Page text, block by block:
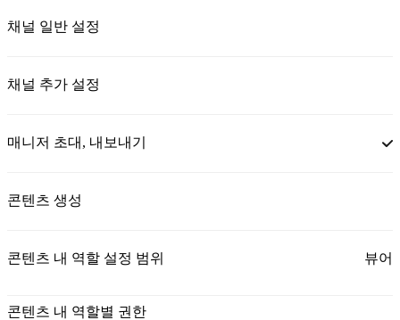
채널 일반 설정
채널 추가 설정
매니저 초대, 내보내기
콘텐츠 생성
콘텐츠 내 역할 설정 범위 뷰어
콘텐츠 내 역할별 권한